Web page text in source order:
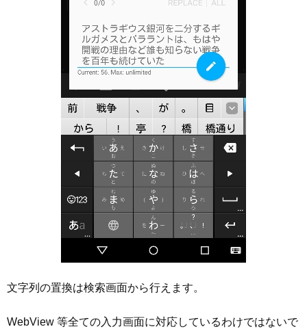
文字列の置換は検索画面から行えます。
WebView 等全ての入力画面に対応しているわけではないで